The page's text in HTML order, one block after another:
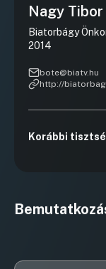
Nagy Tibor
Biatorbágy
2014
bote@biatv.hu
http://
Korábbi